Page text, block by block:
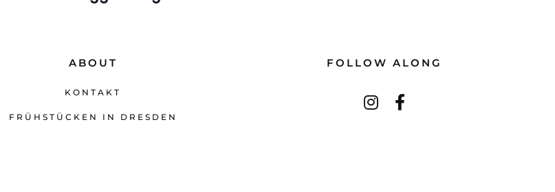
ABOUT
KONTAKT
FRÜHSTÜCKEN IN DRESDEN
FOLLOW ALONG